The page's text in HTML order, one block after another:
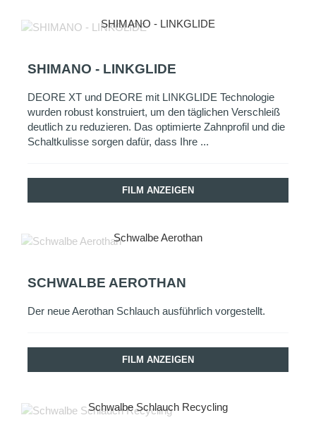
SHIMANO - LINKGLIDE
SHIMANO - LINKGLIDE
DEORE XT und DEORE mit LINKGLIDE Technologie
wurden robust konstruiert, um den täglichen Verschleiß
deutlich zu reduzieren. Das optimierte Zahnprofil und die
Schaltkulisse sorgen dafür, dass Ihre ...
FILM ANZEIGEN
Schwalbe Aerothan
SCHWALBE AEROTHAN
Der neue Aerothan Schlauch ausführlich vorgestellt.
FILM ANZEIGEN
Schwalbe Schlauch Recycling